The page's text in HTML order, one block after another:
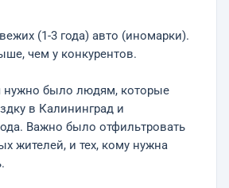
(1-3 года) авто (иномарки).
чем у конкурентов.
нужно было людям, которые
в Калининград и
Важно было отфильтровать
жителей, и тех, кому нужна